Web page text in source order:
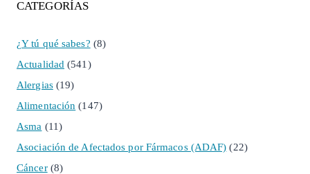
CATEGORÍAS
¿Y tú qué sabes? (8)
Actualidad (541)
Alergias(19)
Alimentación (147)
Asma (11)
Asociación de Afectados por Fármacos (ADAF) (22)
Cáncer(8)